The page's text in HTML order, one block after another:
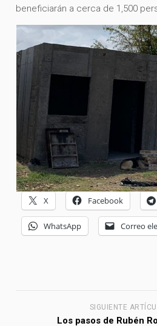
beneficiarán a cerca de 1,500
X Facebook
WhatsApp Correo
SIGUIENTE
Los pasos de Rubén